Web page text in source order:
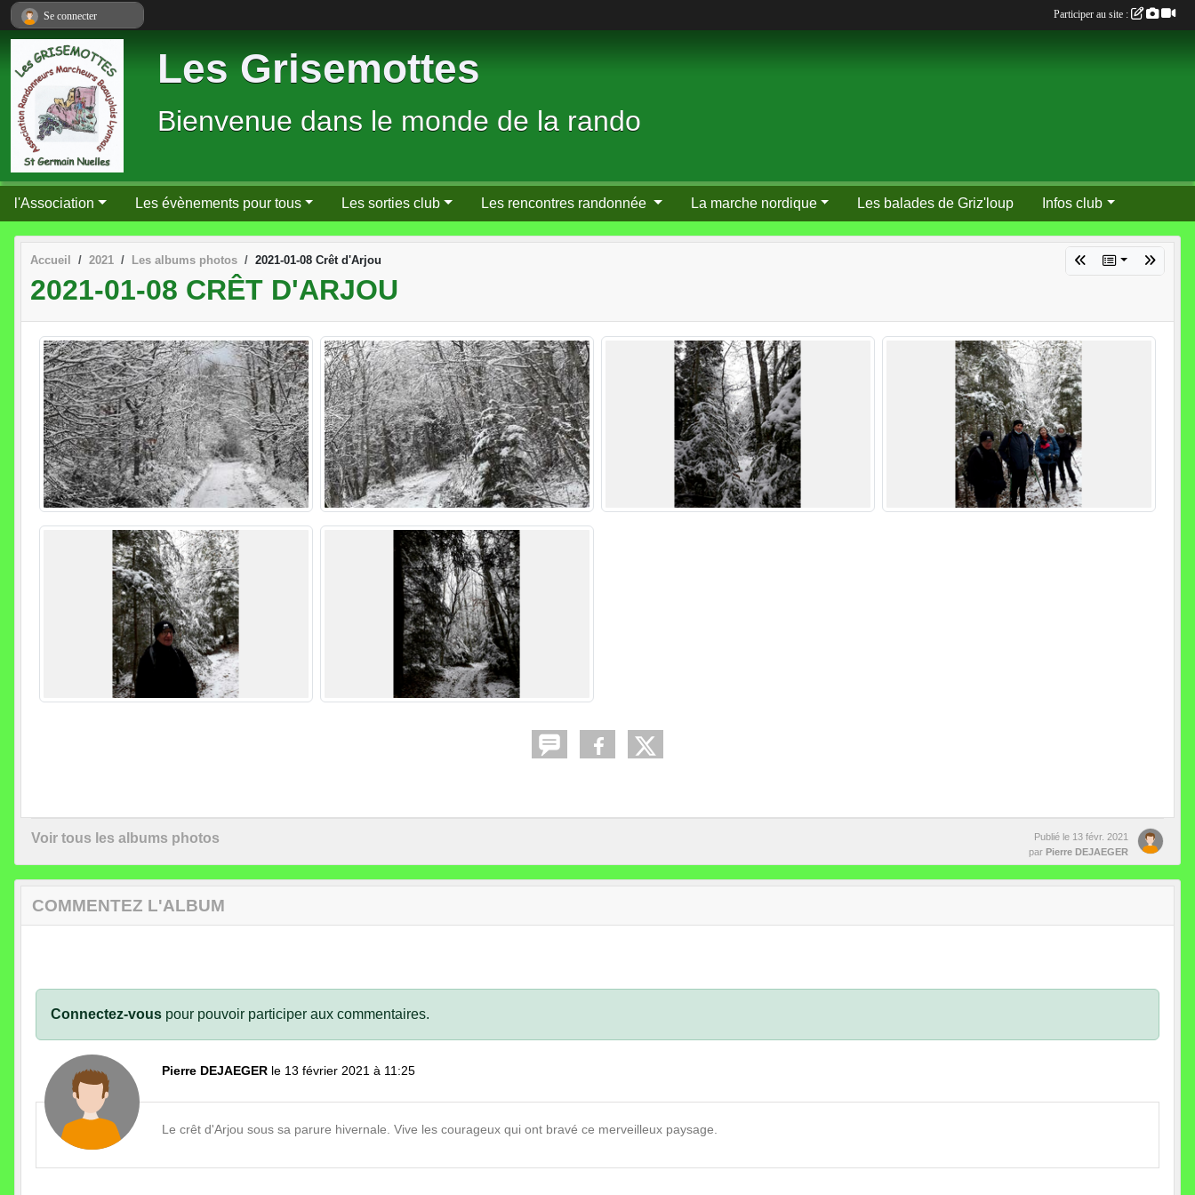
Les Grisemottes
Bienvenue dans le monde de la rando
l'Association Les évènements pour tous Les sorties club Les rencontres randonnée La marche nordique Les balades de Griz'loup Infos club
Accueil 2021 Les albums photos 2021-01-08 Crêt d'Arjou
2021-01-08 CRÊT D'ARJOU
Voir tous les albums photos Publié le 13 févr. 2021
par Pierre DEJAEGER
COMMENTEZ L'ALBUM
Connectez-vous pour pouvoir participer aux commentaires.
Pierre DEJAEGER le 13 février 2021 à 11:25
Le crêt d'Arjou sous sa parure hivernale. Vive les courageux qui ont bravé ce merveilleux paysage.
Se connecter Participer au site :
Panneau de gestion des cookies